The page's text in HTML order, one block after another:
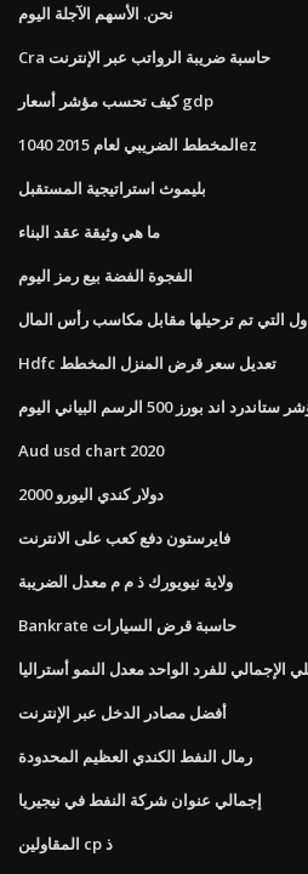
نحن. الأسهم الآجلة اليوم
Cra حاسبة ضريبة الرواتب عبر الإنترنت
كيف تحسب مؤشر أسعار gdp
المخطط الضريبي لعام 2015 1040ez
بليموث استراتيجية المستقبل
ما هي وثيقة عقد البناء
الفجوة الفضة بيع رمز اليوم
التي تم ترحيلها مقابل مكاسب رأس المال
Hdfc تعديل سعر قرض المنزل المخطط
اند بورز 500 الرسم البياني اليوم
Aud usd chart 2020
2000 دولار كندي اليورو
فايرستون دفع كعب على الانترنت
ولاية نيويورك ذ م م معدل الضريبة
Bankrate حاسبة قرض السيارات
الإجمالي للفرد الواحد معدل النمو أستراليا
أفضل مصادر الدخل عبر الإنترنت
رمال النفط الكندي العظيم المحدودة
إجمالي عنوان شركة النفط في نيجيريا
المقاولين cp ذ